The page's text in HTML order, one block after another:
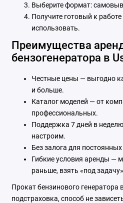
Выберите формат:
Получите готовый к
использовать.
Преимущества
бензогенератора в
Честные цены — выгодно
и больше.
Каталог моделей — от
профессиональных.
Поддержка 7 дней в
настроим.
Без залога для
Гибкие условия аренды —
раньше, взять «под
Прокат бензинового
подстраховка, способ не